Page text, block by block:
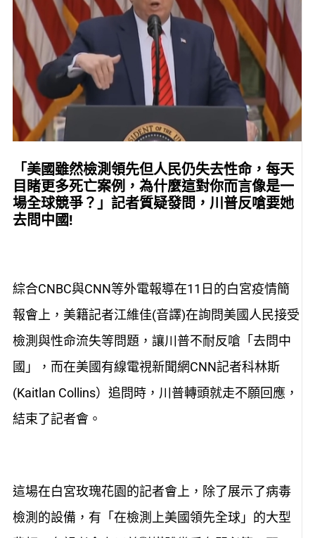
「美國雖然檢測領先但人民仍失去性命，每天
目睹更多死亡案例，為什麼這對你而言像是一
場全球競爭？」 記者質疑發問 ， 川普反嗆要她
去問中國!
綜合CNBC與CNN等外電報導在11日的白宮疫情簡
報會上，美籍記者江維佳(音譯)在詢問美國人民接受
檢測與性命流失等問題，讓川普不耐反嗆「去問中
國」，而在美國有線電視新聞網CNN記者科林斯
(Kaitlan Collins）追問時，川普轉頭就走不願回應，
結束了記者會。
這場在白宮玫瑰花園的記者會上，除了展示了病毒
檢測的設備，有「在檢測上美國領先全球」的大型